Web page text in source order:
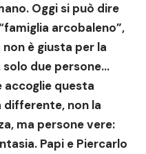
Oggi si può dire
arcobaleno”,
è giusta per la
solo due persone…
accoglie questa
differente, non la
ma persone vere:
Papi e Piercarlo